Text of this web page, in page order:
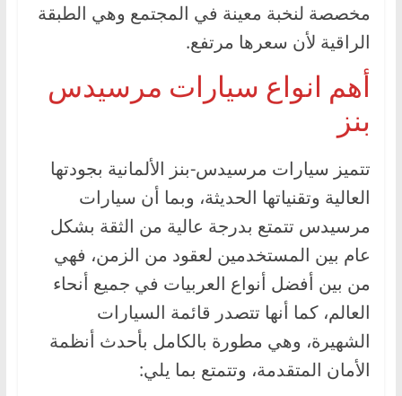
مخصصة لنخبة معينة في المجتمع وهي الطبقة
الراقية لأن سعرها مرتفع.
أهم انواع سيارات مرسيدس
بنز
تتميز سيارات مرسيدس-بنز الألمانية بجودتها
العالية وتقنياتها الحديثة، وبما أن سيارات
مرسيدس تتمتع بدرجة عالية من الثقة بشكل
عام بين المستخدمين لعقود من الزمن، فهي
من بين أفضل أنواع العربيات في جميع أنحاء
العالم، كما أنها تتصدر قائمة السيارات
الشهيرة، وهي مطورة بالكامل بأحدث أنظمة
الأمان المتقدمة، وتتمتع بما يلي: